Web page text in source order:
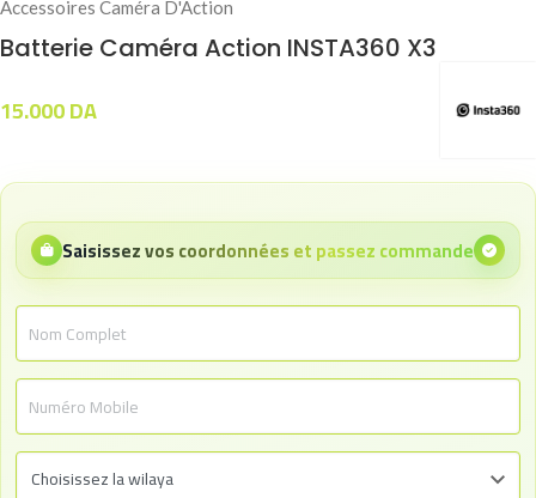
Accessoires Caméra D'Action
Batterie Caméra Action INSTA360 X3
15.000DA
Saisissez vos coordonnées et passez commande